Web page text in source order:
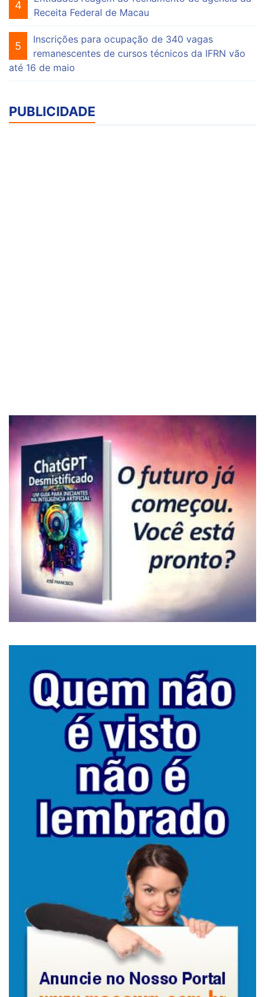
4
Receita Federal de Macau
5
Inscrições para ocupação de 340 vagas
remanescentes de cursos técnicos da IFRN vão
até 16 de maio
PUBLICIDADE